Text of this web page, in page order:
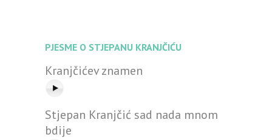
PJESME O STJEPANU KRANJČIĆU
Kranjčićev znamen
Stjepan Kranjčić sad nada mnom
bdije